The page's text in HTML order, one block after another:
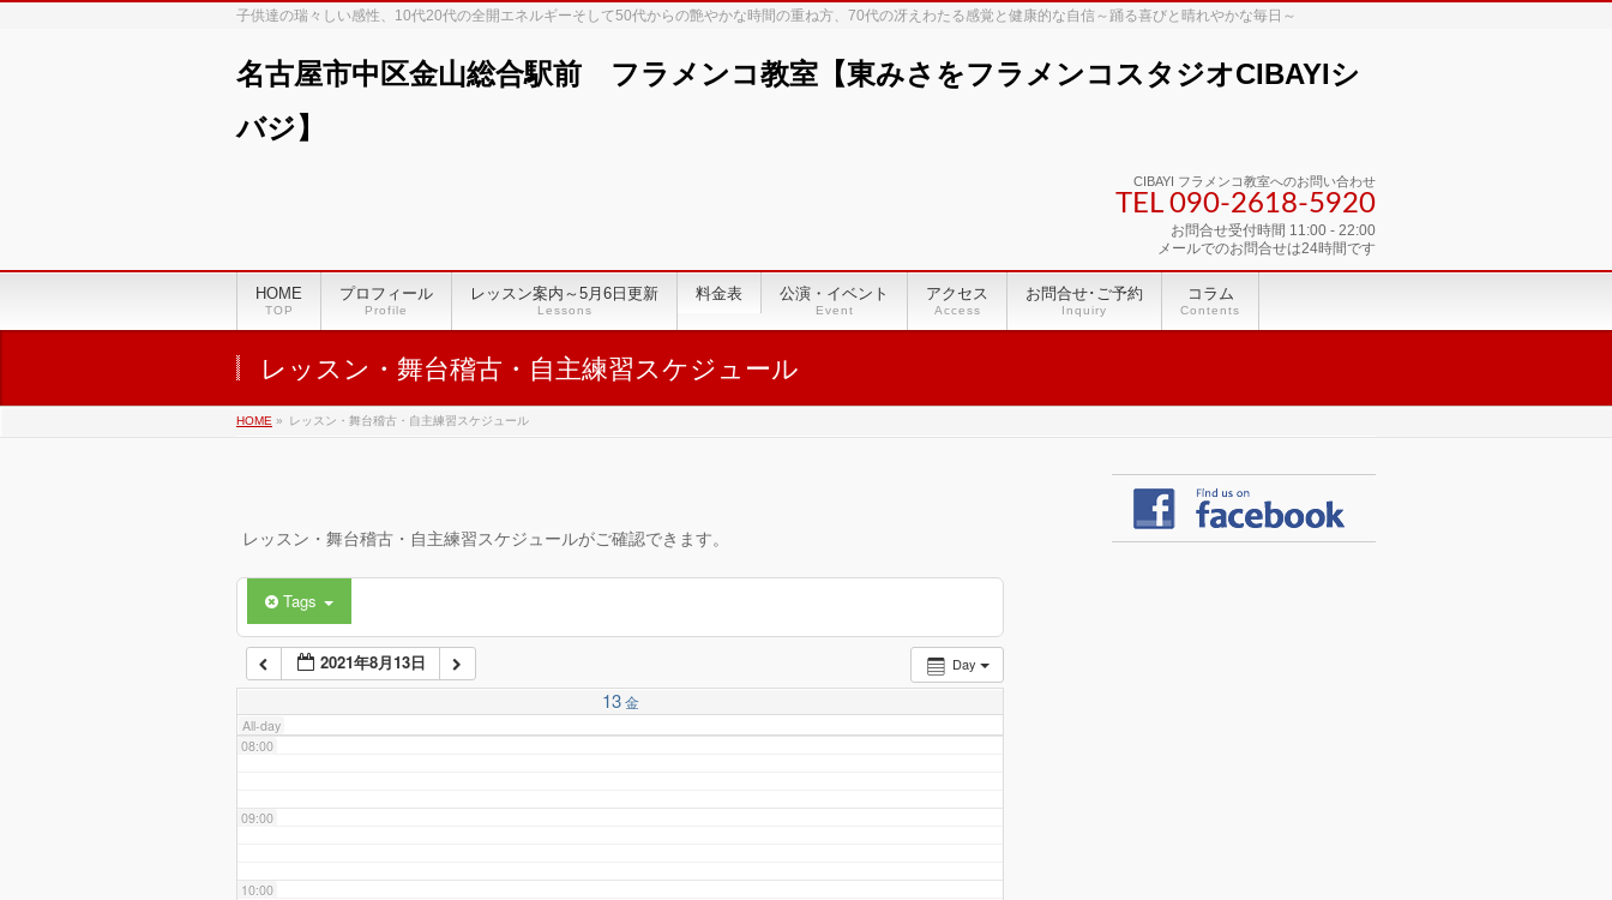
子供達の瑞々しい感性、10代20代の全開エネルギーそして50代からの艶やかな時間の重ね方、70代の冴えわたる感覚と健康的な自信～踊る喜びと晴れやかな毎日～
名古屋市中区金山総合駅前 フラメンコ教室【東みさをフラメンコスタジオCIBAYIシ
バジ】
CIBAYI フラメンコ教室へのお問い合わせ
TEL 090-2618‐5920
お問合せ受付時間 11:00 - 22:00
メールでのお問合せは24時間です
HOME
TOP
プロフィール
Profile
レッスン案内～5月6日更新
Lessons
料金表 公演・イベント
Event
アクセス
Access
お問合せ･ご予約
Inquiry
コラム
Contents
レッスン・舞台稽古・自主練習スケジュール
HOME » レッスン・舞台稽古・自主練習スケジュール
レッスン・舞台稽古・自主練習スケジュールがご確認できます。
Tags
Day
2021年8月13日
13 金
All-day
02:00
03:00
05:00
06:00
07:00
08:00
09:00
10:00